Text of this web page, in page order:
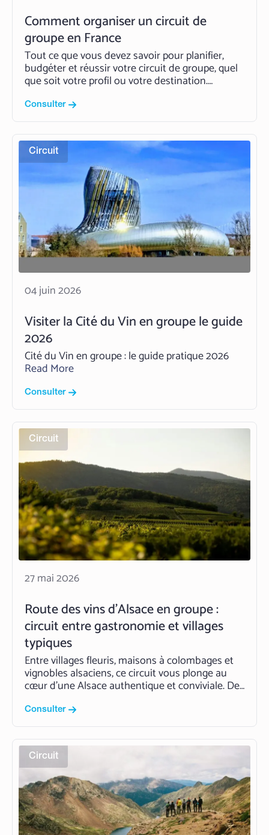
Comment organiser un circuit de
groupe en France
Tout ce que vous devez savoir pour planifier,
budgéter et réussir votre circuit de groupe, quel
que soit votre profil ou votre destination.
France plutôt qu’un simple séjour ? La France
compte parmi les destinations touristiques les
plus visitées au monde,…Read More
Consulter
Circuit
04 juin 2026
Visiter la Cité du Vin en groupe le guide
2026
Cité du Vin en groupe : le guide pratique 2026
Read More
Consulter
Circuit
27 mai 2026
Route des vins d’Alsace en groupe :
circuit entre gastronomie et villages
typiques
Entre villages fleuris, maisons à colombages et
vignobles alsaciens, ce circuit vous plonge au
cœur d’une Alsace authentique et conviviale. De
d’un séjour rythmé par les découvertes
culturelles, les spécialités régionales et les
paysages emblématiques de la route des vins.
Pensé…Read More
Consulter
Circuit